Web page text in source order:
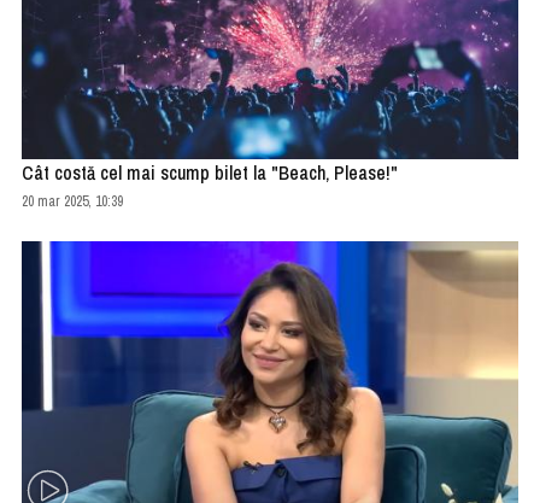
Cât costă cel mai scump bilet la "Beach, Please!"
20 mar 2025, 10:39